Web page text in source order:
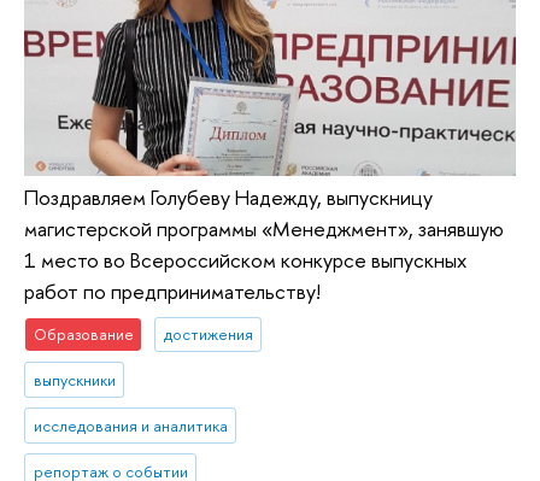
Поздравляем Голубеву Надежду, выпускницу
магистерской программы «Менеджмент», занявшую
1 место во Всероссийском конкурсе выпускных
работ по предпринимательству!
Образование достижения
выпускники
исследования и аналитика
репортаж о событии